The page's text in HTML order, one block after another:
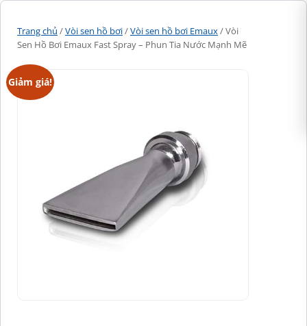
Trang chủ /Vòi sen hồ bơi/Vòi sen hồ bơi Emaux/ Vòi
Sen Hồ Bơi Emaux Fast Spray – Phun Tia Nước Mạnh Mẽ
Giảm giá!